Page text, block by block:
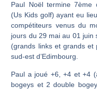
Paul Noël termine 7ème
(Us Kids golf) ayant eu
compétiteurs venus du
jours du 29 mai au 01 juin
(grands links et grands
sud-est d’Edimbourg.
Paul a joué +6, +4 et +4
bogeys et 2 double